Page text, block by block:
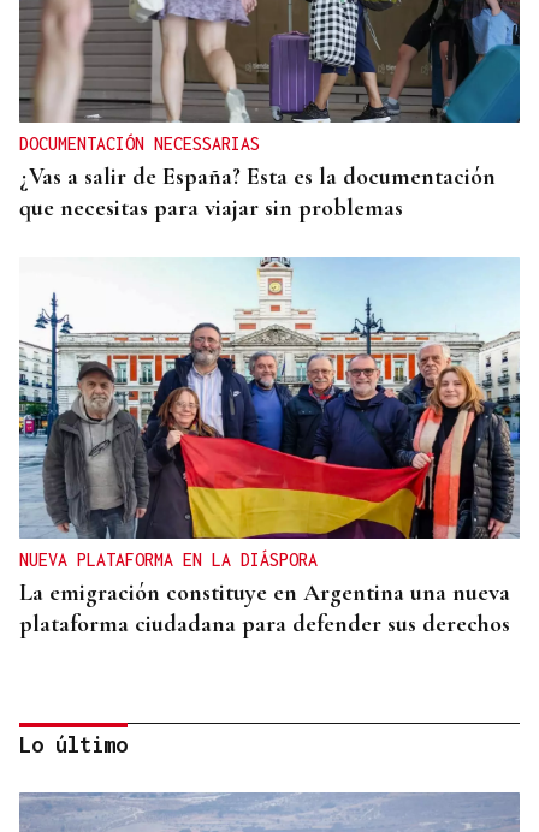
DOCUMENTACIÓN NECESSARIAS
¿Vas a salir de España? Esta es la documentación
que necesitas para viajar sin problemas
NUEVA PLATAFORMA EN LA DIÁSPORA
La emigración constituye en Argentina una nueva
plataforma ciudadana para defender sus derechos
Lo último